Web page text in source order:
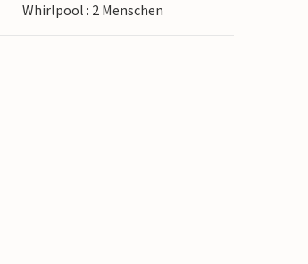
Whirlpool : 2 Menschen